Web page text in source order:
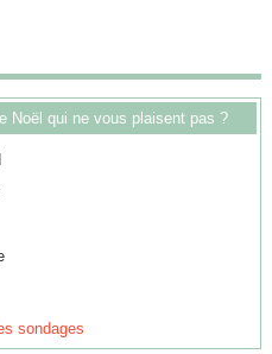
Noël qui ne vous plaisent pas ?
sondages